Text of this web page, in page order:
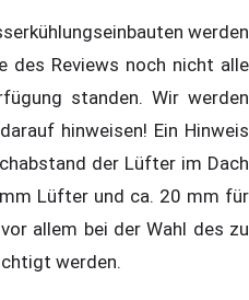
werden
des Reviews noch nicht alle
standen. Wir werden
hinweisen! Ein Hinweis
der Lüfter im Dach
Lüfter und ca. 20 mm für
allem bei der Wahl des zu
werden.